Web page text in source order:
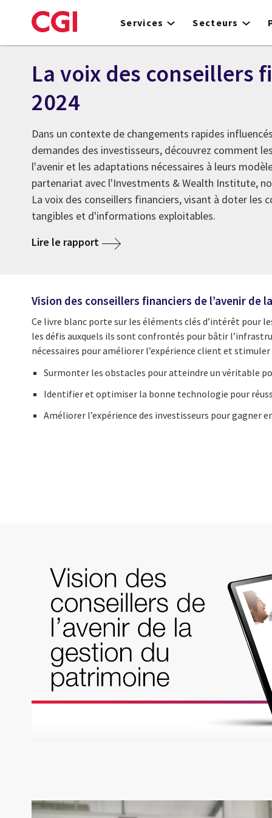
to
Services Secteurs
La voix des conseillers
2024
Dans un contexte de changements rapides
demandes des investisseurs, découvrez comment
l'avenir et les adaptations nécessaires à leurs
partenariat avec l'Investments & Wealth Institute,
La voix des conseillers financiers, visant à doter les
tangibles et d'informations exploitables.
Lire le rapport
Vision des conseillers financiers de l’avenir de
Ce livre blanc porte sur les éléments clés d’intérêt pour
les défis auxquels ils sont confrontés pour bâtir
nécessaires pour améliorer l’expérience client et stimuler
Surmonter les obstacles pour atteindre un véritable
Identifier et optimiser la bonne technologie pour
Améliorer l’expérience des investisseurs pour gagner